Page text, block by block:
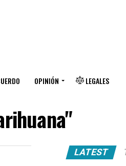
OPINIÓN LEGALES
LATEST